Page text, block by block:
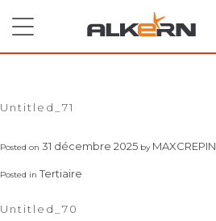
content
Untitled_71
Posted on 31 décembre 2025 by MAXCREPIN
Posted inTertiaire
Untitled_70